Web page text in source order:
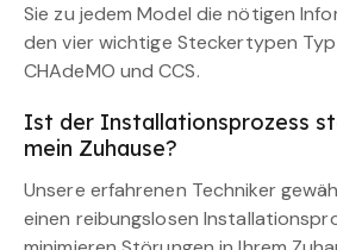
Sie zu jedem Model die nötigen
den vier wichtige Steckertypen Typ
CHAdeMO und CCS.
Ist der Installationsprozess
mein Zuhause?
Unsere erfahrenen Techniker
einen reibungslosen